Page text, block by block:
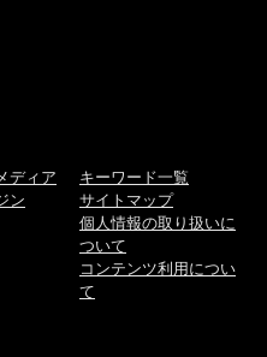
ディア
ン
キーワード一覧
サイトマップ
個人情報の取り扱いに
ついて
コンテンツ利用につい
て